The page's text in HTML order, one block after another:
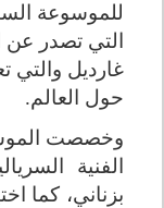
التي تصدر عن
غارديل والتي
حول العالم.
وخصصت
الفنية
بزناني، كما